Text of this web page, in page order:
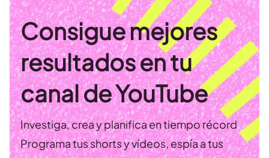
Consigue mejores
resultados en tu
canal de YouTube
Investiga, crea y planifica en tiempo récord
Programa tus shorts y vídeos, espía a tus